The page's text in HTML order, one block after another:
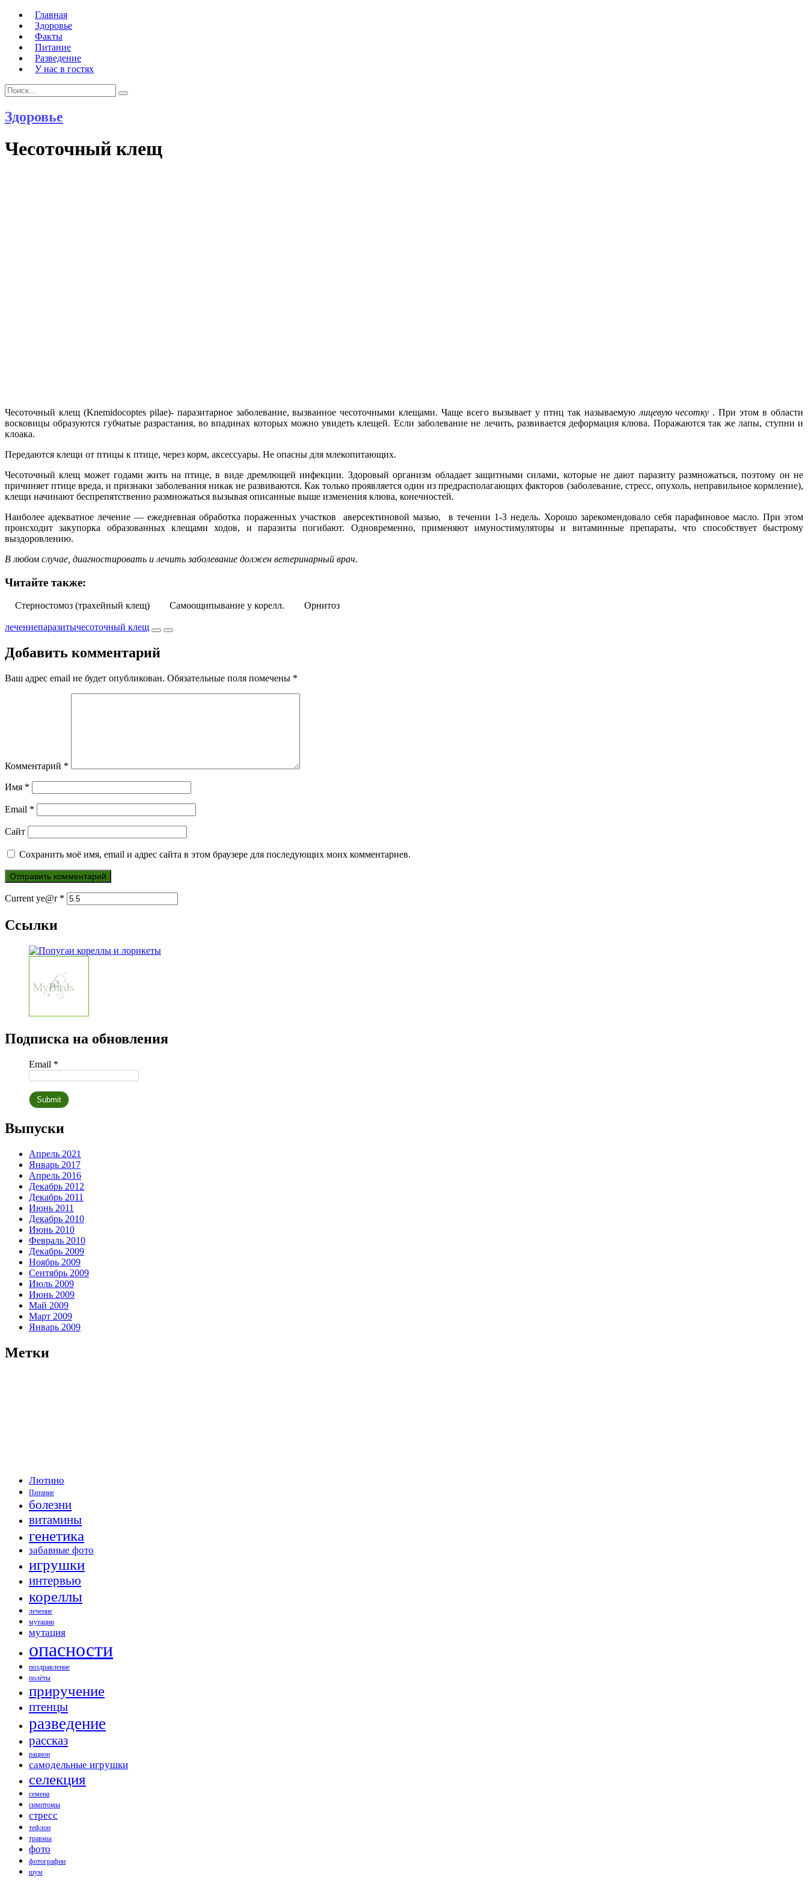
Главная
Здоровье
Факты
Питание
Разведение
У нас в гостях
Search
for:
Search
Здоровье
Чесоточный клещ
Чесоточный клещ (Knemidocoptes pilae)- паразитарное заболевание, вызванное чесоточными клещами. Чаще всего вызывает у птиц так называемую лицевую чесотку . При этом в области
восковицы образуются губчатые разрастания, во впадинах которых можно увидеть клещей. Если заболевание не лечить, развивается деформация клюва. Поражаются так же лапы, ступни и
клоака.
Передаются клещи от птицы к птице, через корм, аксессуары. Не опасны для млекопитающих.
Чесоточный клещ может годами жить на птице, в виде дремлющей инфекции. Здоровый организм обладает защитными силами, которые не дают паразиту размножаться, поэтому он не
причиняет птице вреда, и признаки заболевания никак не развиваются. Как только проявляется один из предрасполагающих факторов (заболевание, стресс, опухоль, неправильное кормление),
клещи начинают беспрепятственно размножаться вызывая описанные выше изменения клюва, конечностей.
Наиболее адекватное лечение — ежедневная обработка пораженных участков аверсектиновой мазью, в течении 1-3 недель. Хорошо зарекомендовало себя парафиновое масло. При этом
происходит закупорка образованных клещами ходов, и паразиты погибают. Одновременно, применяют имуностимуляторы и витаминные препараты, что способствует быстрому
выздоровлению.
В любом случае, диагностировать и лечить заболевание должен ветеринарный врач.
Читайте также:
Стерностомоз (трахейный клещ) Самоощипывание у корелл. Орнитоз
лечениепаразитычесоточный клещ
Добавить комментарий
Ваш адрес email не будет опубликован. Обязательные поля помечены *
Комментарий *
Имя *
Email *
Сайт
Сохранить моё имя, email и адрес сайта в этом браузере для последующих моих комментариев.
Current ye@r *
Ссылки
Подписка на обновления
Email *
Выпуски
Апрель 2021
Январь 2017
Апрель 2016
Декабрь 2012
Декабрь 2011
Июнь 2011
Декабрь 2010
Июнь 2010
Февраль 2010
Декабрь 2009
Ноябрь 2009
Сентябрь 2009
Июль 2009
Июнь 2009
Май 2009
Март 2009
Январь 2009
Метки
Лютино
Питание
болезни
витамины
генетика
забавные фото
игрушки
интервью
кореллы
лечение
мутации
мутация
опасности
поздравление
полёты
приручение
птенцы
разведение
рассказ
рацион
самодельные игрушки
селекция
семена
симптомы
стресс
тефлон
травмы
фото
фотографии
шум